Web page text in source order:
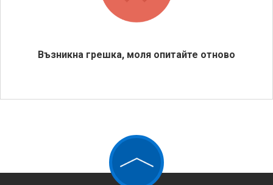
Възникна грешка, моля опитайте отново